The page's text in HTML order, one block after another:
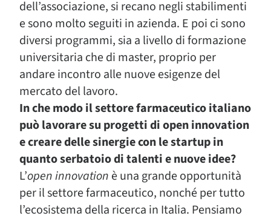
dell’associazione, si recano negli stabilimenti
e sono molto seguiti in azienda. E poi ci sono
diversi programmi, sia a livello di formazione
universitaria che di master, proprio per
andare incontro alle nuove esigenze del
mercato del lavoro.
In che modo il settore farmaceutico italiano
può lavorare su progetti di open innovation
e creare delle sinergie con le startup in
quanto serbatoio di talenti e nuove idee?
L’open innovation è una grande opportunità
per il settore farmaceutico, nonché per tutto
l’ecosistema della ricerca in Italia. Pensiamo